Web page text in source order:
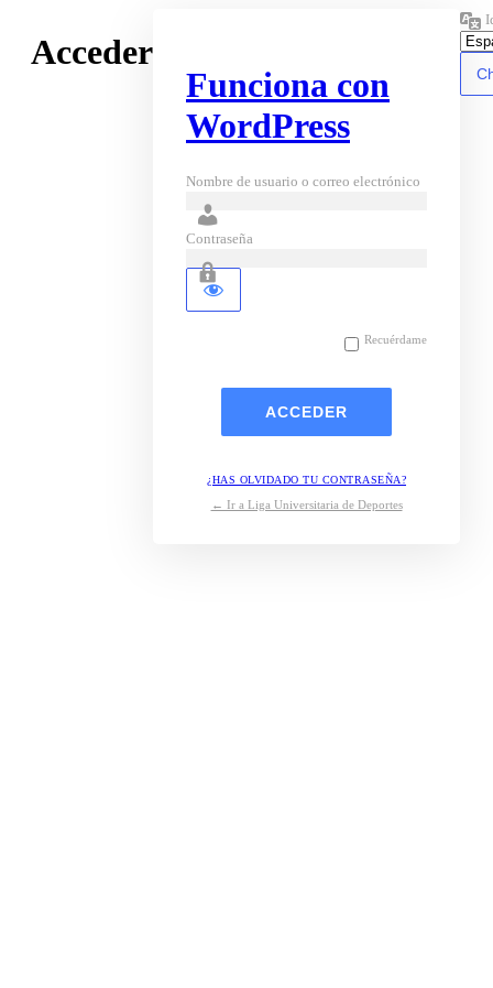
Acceder
Funciona con
WordPress
Nombre de usuario o correo electrónico
Contraseña
Recuérdame
¿HAS OLVIDADO TU CONTRASEÑA?
← Ir a Liga Universitaria de Deportes